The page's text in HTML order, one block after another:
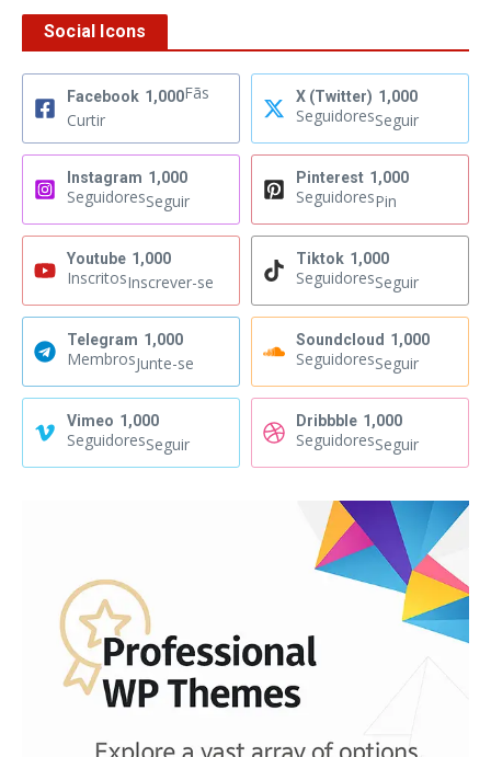
Social Icons
Facebook 1,000Fãs
Curtir
X (Twitter) 1,000
SeguidoresSeguir
Instagram 1,000
SeguidoresSeguir
Pinterest 1,000
SeguidoresPin
Youtube 1,000
InscritosInscrever-se
Tiktok 1,000
SeguidoresSeguir
Telegram 1,000
MembrosJunte-se
Soundcloud 1,000
SeguidoresSeguir
Vimeo 1,000
SeguidoresSeguir
Dribbble 1,000
SeguidoresSeguir